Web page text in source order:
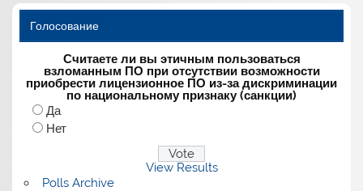
Голосование
Считаете ли вы этичным пользоваться
взломанным ПО при отсутствии возможности
приобрести лицензионное ПО из-за дискриминации
по национальному признаку (санкции)
Да
Нет
View Results
Polls Archive